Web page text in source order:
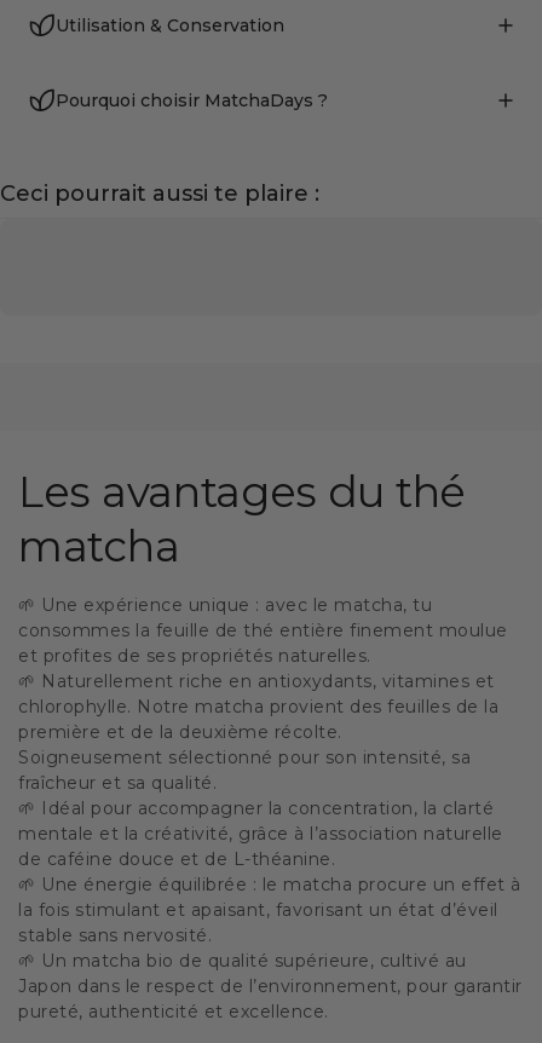
Utilisation & Conservation
Pourquoi choisir MatchaDays ?
Ceci pourrait aussi te plaire :
Les avantages du thé
matcha
🌱 Une expérience unique : avec le matcha, tu
consommes la feuille de thé entière finement moulue
et profites de ses propriétés naturelles.
🌱 Naturellement riche en antioxydants, vitamines et
chlorophylle. Notre matcha provient des feuilles de la
première et de la deuxième récolte.
Soigneusement sélectionné pour son intensité, sa
fraîcheur et sa qualité.
🌱 Idéal pour accompagner la concentration, la clarté
mentale et la créativité, grâce à l’association naturelle
de caféine douce et de L-théanine.
🌱 Une énergie équilibrée : le matcha procure un effet à
la fois stimulant et apaisant, favorisant un état d’éveil
stable sans nervosité.
🌱 Un matcha bio de qualité supérieure, cultivé au
Japon dans le respect de l’environnement, pour garantir
pureté, authenticité et excellence.